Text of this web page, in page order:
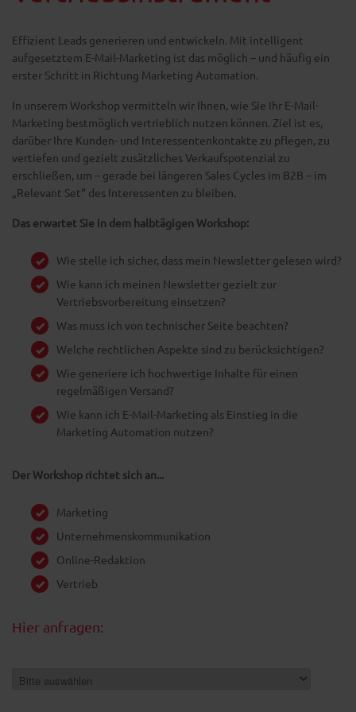
Effizient Leads generieren und entwickeln. Mit intelligent
aufgesetztem E-Mail-Marketing ist das möglich – und häufig ein
erster Schritt in Richtung Marketing Automation.
In unserem Workshop vermitteln wir Ihnen, wie Sie Ihr E-Mail-
Marketing bestmöglich vertrieblich nutzen können. Ziel ist es,
darüber Ihre Kunden- und Interessentenkontakte zu pflegen, zu
vertiefen und gezielt zusätzliches Verkaufspotenzial zu
erschließen, um – gerade bei längeren Sales Cycles im B2B – im
„Relevant Set“ des Interessenten zu bleiben.
Das erwartet Sie in dem halbtägigen Workshop:
Wie stelle ich sicher, dass mein Newsletter gelesen wird?
Wie kann ich meinen Newsletter gezielt zur
Vertriebsvorbereitung einsetzen?
Was muss ich von technischer Seite beachten?
Welche rechtlichen Aspekte sind zu berücksichtigen?
Wie generiere ich hochwertige Inhalte für einen
regelmäßigen Versand?
Wie kann ich E-Mail-Marketing als Einstieg in die
Marketing Automation nutzen?
Der Workshop richtet sich an...
Marketing
Unternehmenskommunikation
Online-Redaktion
Vertrieb
Hier anfragen: